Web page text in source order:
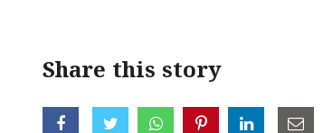
Share this story